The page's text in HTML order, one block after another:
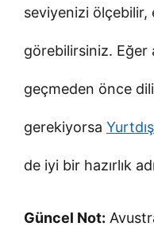
seviyenizi
görebilirsiniz. Eğer
geçmeden önce
gerekiyorsa
de iyi bir hazırlık
Güncel Not: